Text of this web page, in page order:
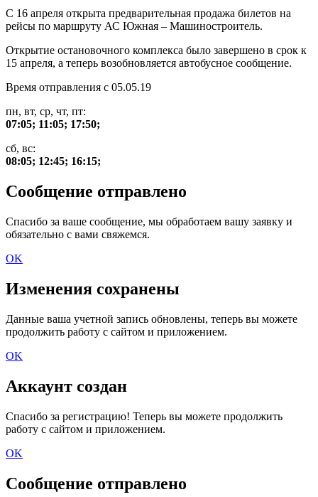
С 16 апреля открыта предварительная продажа билетов на
рейсы по маршруту АС Южная – Машиностроитель.
Открытие остановочного комплекса было завершено в срок к
15 апреля, а теперь возобновляется автобусное сообщение.
Время отправления с 05.05.19
пн, вт, ср, чт, пт:
07:05; 11:05; 17:50;
сб, вс:
08:05; 12:45; 16:15;
Сообщение отправлено
Спасибо за ваше сообщение, мы обработаем вашу заявку и
обязательно с вами свяжемся.
OK
Изменения сохранены
Данные ваша учетной запись обновлены, теперь вы можете
продолжить работу с сайтом и приложением.
OK
Аккаунт создан
Спасибо за регистрацию! Теперь вы можете продолжить
работу с сайтом и приложением.
OK
Сообщение отправлено